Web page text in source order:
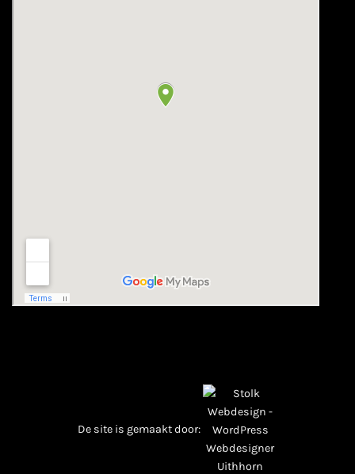
De site is gemaakt door: